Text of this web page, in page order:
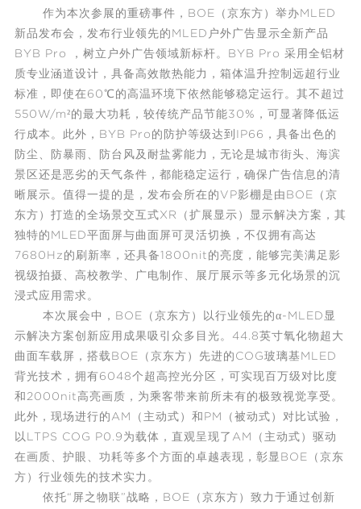
作为本次参展的重磅事件，BOE（京东方）举办MLED
新品发布会，发布行业领先的MLED户外广告显示全新产品
BYB Pro ，树立户外广告领域新标杆。BYB Pro 采用全铝材
质专业涵道设计，具备高效散热能力，箱体温升控制远超行业
标准，即使在60℃的高温环境下依然能够稳定运行。其不超过
550W/m²的最大功耗，较传统产品节能30%，可显著降低运
行成本。此外，BYB Pro的防护等级达到IP66，具备出色的
防尘、防暴雨、防台风及耐盐雾能力，无论是城市街头、海滨
景区还是恶劣的天气条件，都能稳定运行，确保广告信息的清
晰展示。值得一提的是，发布会所在的VP影棚是由BOE（京
东方）打造的全场景交互式XR（扩展显示）显示解决方案，其
独特的MLED平面屏与曲面屏可灵活切换，不仅拥有高达
7680Hz的刷新率，还具备1800nit的亮度，能够完美满足影
视级拍摄、高校教学、广电制作、展厅展示等多元化场景的沉
浸式应用需求。
本次展会中，BOE（京东方）以行业领先的α-MLED显
示解决方案创新应用成果吸引众多目光。44.8英寸氧化物超大
曲面车载屏，搭载BOE（京东方）先进的COG玻璃基MLED
背光技术，拥有6048个超高控光分区，可实现百万级对比度
和2000nit高亮画质，为乘客带来前所未有的极致视觉享受。
此外，现场进行的AM（主动式）和PM（被动式）对比试验，
以LTPS COG P0.9为载体，直观呈现了AM（主动式）驱动
在画质、护眼、功耗等多个方面的卓越表现，彰显BOE（京东
方）行业领先的技术实力。
依托“屏之物联”战略，BOE（京东方）致力于通过创新